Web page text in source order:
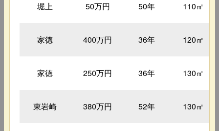
堀上 50万円 50年 110㎡
家徳 400万円 36年 120㎡
家徳 250万円 36年 130㎡
東岩崎 380万円 52年 130㎡